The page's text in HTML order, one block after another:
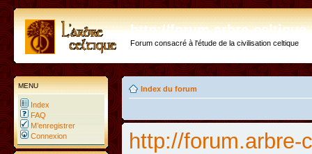
http://forum.arbre-
Forum consacré à l'étude de la civilisation celtique
MENU
Index
FAQ
M’enregistrer
Connexion
Index du forum
http://forum.arbre-